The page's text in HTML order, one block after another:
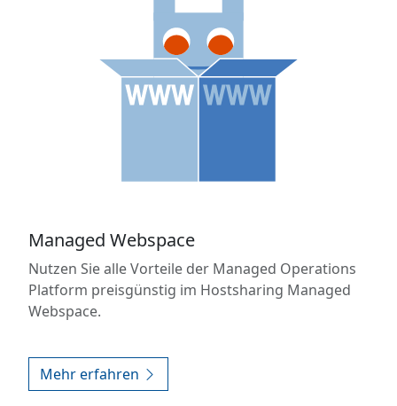
Managed Webspace
Nutzen Sie alle Vorteile der Managed Operations
Platform preisgünstig im Hostsharing Managed
Webspace.
Mehr erfahren